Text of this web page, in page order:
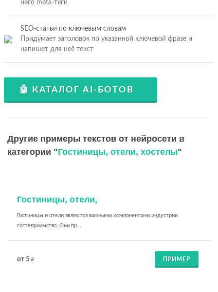
него meta-теги
SEO-статьи по ключевым словам
Придумает заголовок по указанной ключевой фразе и
напишет для неё текст
🤖 КАТАЛОГ AI-БОТОВ
Другие примеры текстов от нейросети в
категории "Гостиницы, отели, хостелы"
Гостиницы, отели,
Гостиницы и отели являются важными компонентами индустрии
гостеприимства. Они пр...
от 5 ₽ ПРИМЕР